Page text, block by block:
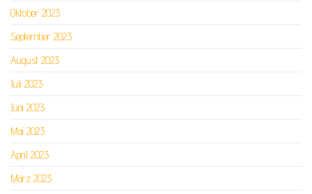
Oktober 2023
September 2023
August 2023
Juli 2023
Juni 2023
Mai 2023
April 2023
März 2023